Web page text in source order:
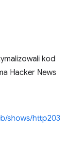
kod
Hacker News
shows/http203